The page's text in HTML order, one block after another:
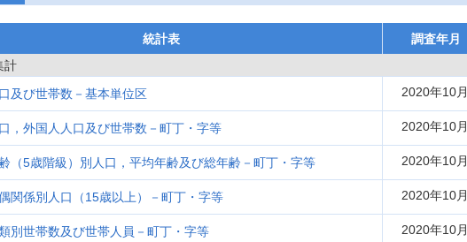
統計表 調査年月
計
及び世帯数－基本単位区 2020年10月
，外国人人口及び世帯数－町丁・字等 2020年10月
（5歳階級）別人口，平均年齢及び総年齢－町丁・字等 2020年10月
関係別人口（15歳以上）－町丁・字等 2020年10月
別世帯数及び世帯人員－町丁・字等 2020年10月